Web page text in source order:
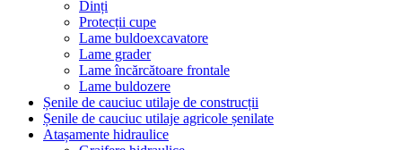
Dinți
Protecții cupe
Lame buldoexcavatore
Lame grader
Lame încărcătoare frontale
Lame buldozere
Șenile de cauciuc utilaje de construcții
Șenile de cauciuc utilaje agricole șenilate
Atașamente hidraulice